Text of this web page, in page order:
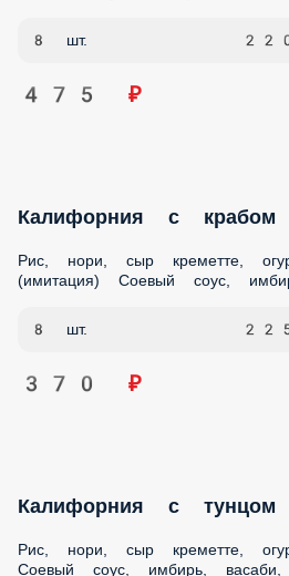
8 шт. 220
475 ₽
Калифорния с крабом
Рис, нори, сыр креметте, огурец,
Соевый соус, имбирь, васаби,
8 шт. 225
370 ₽
Калифорния с тунцом
Рис, нори, сыр креметте, огурец,
соус, имбирь, васаби, палочки.